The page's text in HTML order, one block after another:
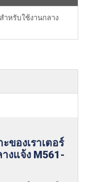
ำหรับใช้งานกลาง
ของเราเตอร์
งแจ้ง M561-